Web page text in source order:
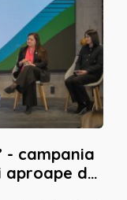
- campania
aproape de